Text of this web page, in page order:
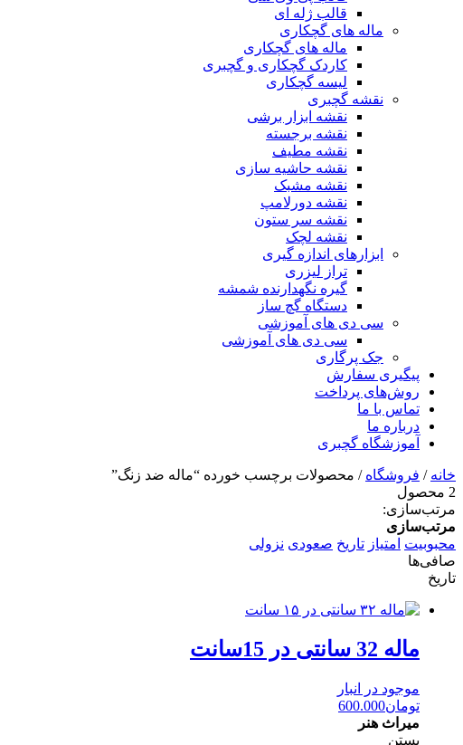
قالب ژله ای
ماله های گچکاری
ماله های گچکاری
کاردک گچکاری و گچبری
لیسه گچکاری
نقشه گچبری
نقشه ابزار برشی
نقشه برجسته
نقشه مطیف
نقشه حاشیه سازی
نقشه مشبک
نقشه دورلامپ
نقشه سر ستون
نقشه لچک
ابزارهای اندازه گیری
تراز لیزری
گیره نگهدارنده شمشه
دستگاه گچ ساز
سی دی های آموزشی
سی دی های آموزشی
جک پرگاری
پیگیری سفارش
روش‌های پرداخت
تماس با ما
درباره ما
آموزشگاه گچبری
خانه / فروشگاه / محصولات برچسب خورده “ماله ضد زنگ”
2 محصول
مرتب‌سازی:
مرتب‌سازی
محبوبیت امتیاز تاریخ صعودی نزولی
صافی‌ها
تاریخ
ماله 32 سانتی در 15سانت
موجود در انبار
تومان600.000
میراث هنر
بستن